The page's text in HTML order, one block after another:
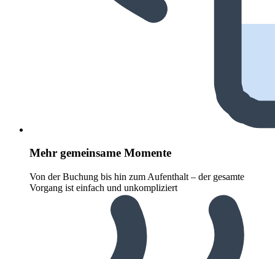
Mehr gemeinsame Momente
Von der Buchung bis hin zum Aufenthalt – der gesamte
Vorgang ist einfach und unkompliziert